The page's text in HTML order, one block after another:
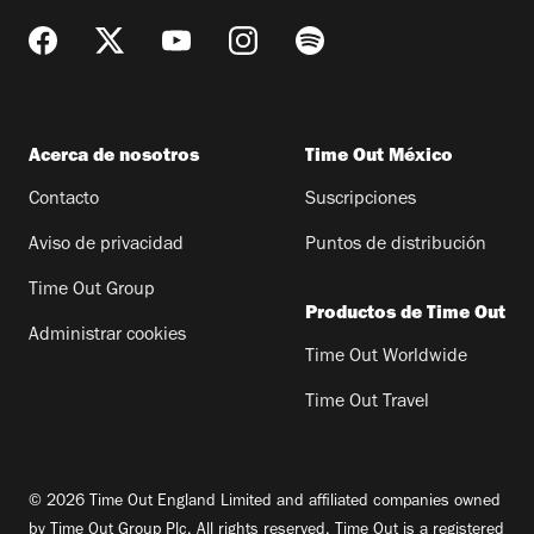
Acerca de nosotros
Contacto
Aviso de privacidad
Time Out Group
Administrar cookies
Time Out México
Suscripciones
Puntos de distribución
Productos de Time Out
Time Out Worldwide
Time Out Travel
© 2026 Time Out England Limited and affiliated companies owned